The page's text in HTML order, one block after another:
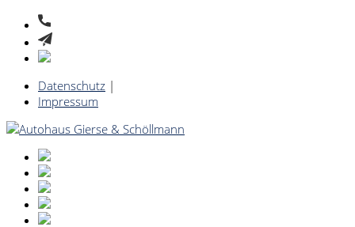
Datenschutz |
Impressum